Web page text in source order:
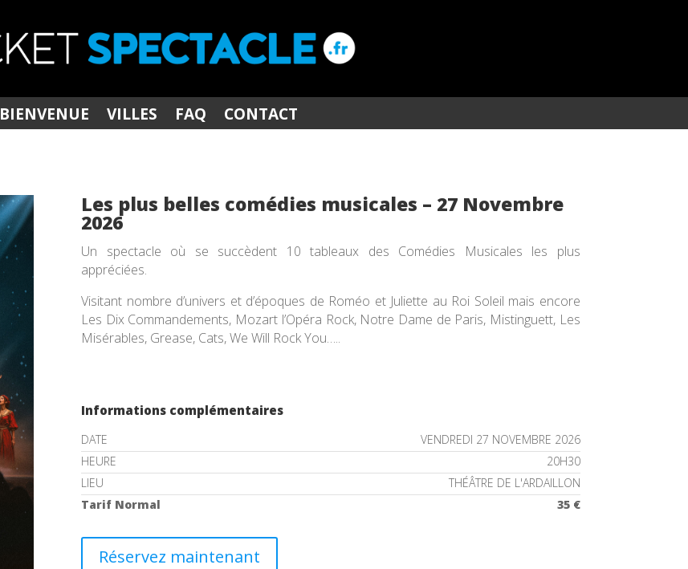
BIENVENUE VILLES FAQ CONTACT
Les plus belles comédies musicales – 27 Novembre
2026
Un spectacle où se succèdent 10 tableaux des Comédies Musicales les plus
appréciées.
Visitant nombre d’univers et d’époques de Roméo et Juliette au Roi Soleil mais encore
Les Dix Commandements, Mozart l’Opéra Rock, Notre Dame de Paris, Mistinguett, Les
Misérables, Grease, Cats, We Will Rock You…..
Informations complémentaires
DATE
VENDREDI 27 NOVEMBRE 2026
HEURE
20H30
LIEU
THÉÂTRE DE L'ARDAILLON
Tarif Normal
35 €
Réservez maintenant